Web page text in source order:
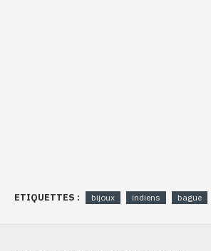
ETIQUETTES : bijoux indiens bague